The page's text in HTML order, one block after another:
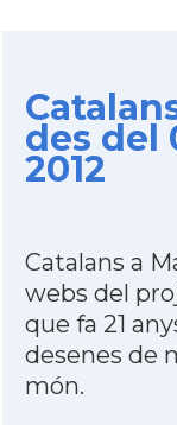
des del
2012
Catalans a
webs del
que fa 21
desenes de
món.